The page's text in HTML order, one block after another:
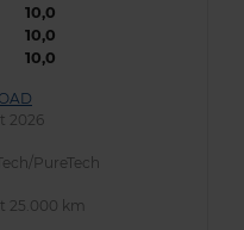
10,0
10,0
10,0
2026
PureTech
25.000 km